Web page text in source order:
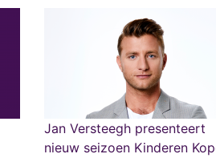
Jan Versteegh presenteert
nieuw seizoen Kinderen